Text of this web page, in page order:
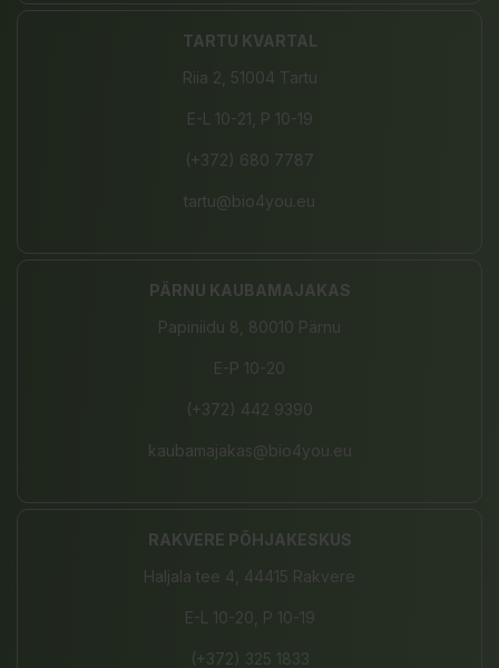
TARTU KVARTAL
Riia 2, 51004 Tartu
E-L 10-21, P 10-19
(+372) 680 7787
tartu@bio4you.eu
PÄRNU KAUBAMAJAKAS
Papiniidu 8, 80010 Pärnu
E-P 10-20
(+372) 442 9390
kaubamajakas@bio4you.eu
RAKVERE PÕHJAKESKUS
Haljala tee 4, 44415 Rakvere
E-L 10-20, P 10-19
(+372) 325 1833